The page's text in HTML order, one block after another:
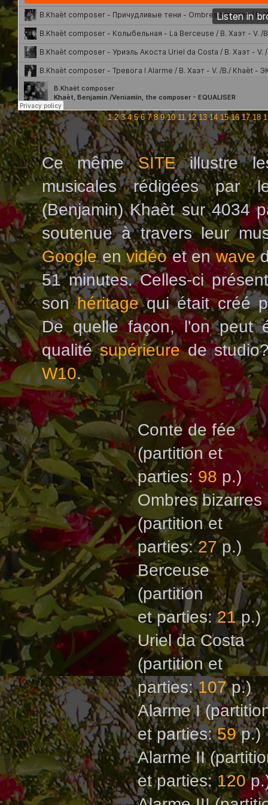
1 2 3 4 5 6 7 8 9 10 11 12 13 14 15 16 17 18
Ce mêmeSITEillustre
musicales rédigées par
(Benjamin) Khaèt sur 4034
soutenue à travers leur
Googleenvidéoet enwave
51 minutes. Celles-ci
sonhéritagequi était créé
De quelle façon, l'on peut
qualitésupérieurede
W10.
Conte de fée
(partition et
parties: 98 p.)
Ombres bizarres
(partition et
parties:27p.)
Berceuse
(partition
et parties:21p.)
Uriel da Costa
(partition et
parties:107p.)
Alarme I
et parties:59p.)
Alarme II
et parties:120